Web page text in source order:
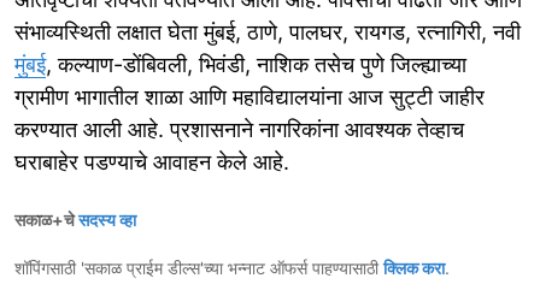
संभाव्यस्थिती लक्षात घेता मुंबई, ठाणे, पालघर, रायगड, रत्नागिरी, नवी
मुंबई, कल्याण-डोंबिवली, भिवंडी, नाशिक तसेच पुणे जिल्ह्याच्या
ग्रामीण भागातील शाळा आणि महाविद्यालयांना आज सुट्टी जाहीर
करण्यात आली आहे. प्रशासनाने नागरिकांना आवश्यक तेव्हाच
घराबाहेर पडण्याचे आवाहन केले आहे.
सकाळ+चेसदस्य व्हा
शॉपिंगसाठी 'सकाळ प्राईम डील्स'च्या भन्नाट ऑफर्स पाहण्यासाठीक्लिक करा.